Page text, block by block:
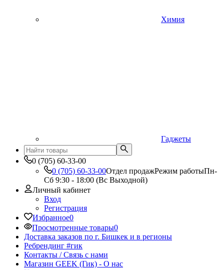
Химия
Гаджеты
0 (705) 60-33-00
0 (705) 60-33-00Отдел продажРежим работыПн-
Сб 9:30 - 18:00 (Вс Выходной)
Личный кабинет
Вход
Регистрация
Избранное0
Просмотренные товары0
Доставка заказов по г. Бишкек и в регионы
Ребрендинг #гик
Контакты / Связь с нами
Магазин GEEK (Гик) - О нас